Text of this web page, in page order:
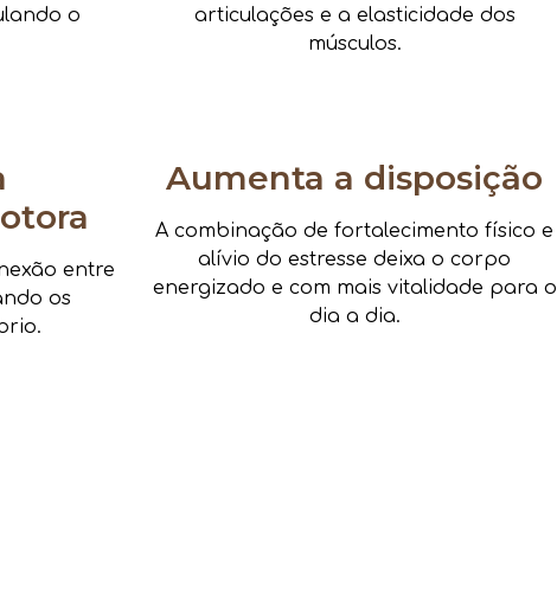
o
articulações e a elasticidade dos
músculos.
entre
os
Aumenta a disposição
A combinação de fortalecimento físico e
alívio do estresse deixa o corpo
energizado e com mais vitalidade para o
dia a dia.